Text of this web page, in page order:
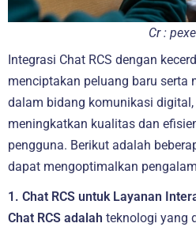
Cr :
Integrasi Chat RCS dengan
menciptakan peluang baru serta
dalam bidang komunikasi
meningkatkan kualitas dan
pengguna. Berikut adalah
dapat mengoptimalkan
1. Chat RCS untuk Layanan
Chat RCS adalah teknologi yang